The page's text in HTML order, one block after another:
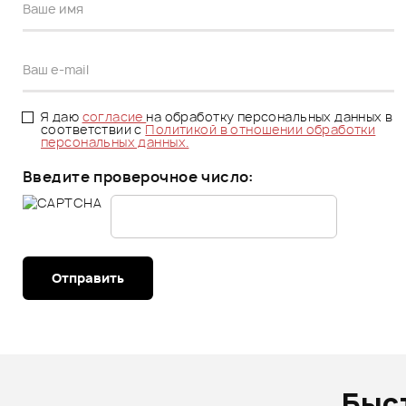
Я даю согласие на обработку персональных данных в
соответствии сПолитикой в отношении обработки
персональных данных.
Введите проверочное число:
Отправить